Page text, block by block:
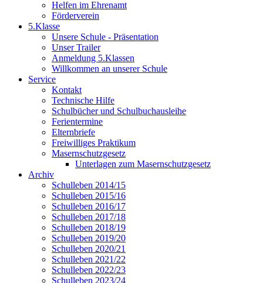
Helfen im Ehrenamt
Förderverein
5.Klasse
Unsere Schule - Präsentation
Unser Trailer
Anmeldung 5.Klassen
Willkommen an unserer Schule
Service
Kontakt
Technische Hilfe
Schulbücher und Schulbuchausleihe
Ferientermine
Elternbriefe
Freiwilliges Praktikum
Masernschutzgesetz
Unterlagen zum Masernschutzgesetz
Archiv
Schulleben 2014/15
Schulleben 2015/16
Schulleben 2016/17
Schulleben 2017/18
Schulleben 2018/19
Schulleben 2019/20
Schulleben 2020/21
Schulleben 2021/22
Schulleben 2022/23
Schulleben 2023/24